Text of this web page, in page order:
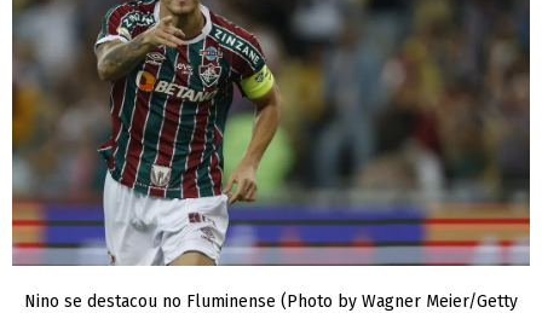
Nino se destacou no Fluminense (Photo by Wagner Meier/Getty